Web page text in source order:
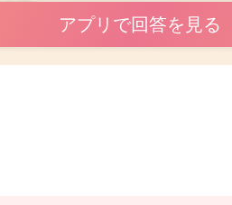
うございます。
ください。
アプリで回答を見る